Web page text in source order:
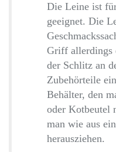
Die Leine ist
geeignet. Die
Griff allerdings
der Schlitz an
Zubehörteile
Behälter, den
oder Kotbeutel
man wie aus
herausziehen.